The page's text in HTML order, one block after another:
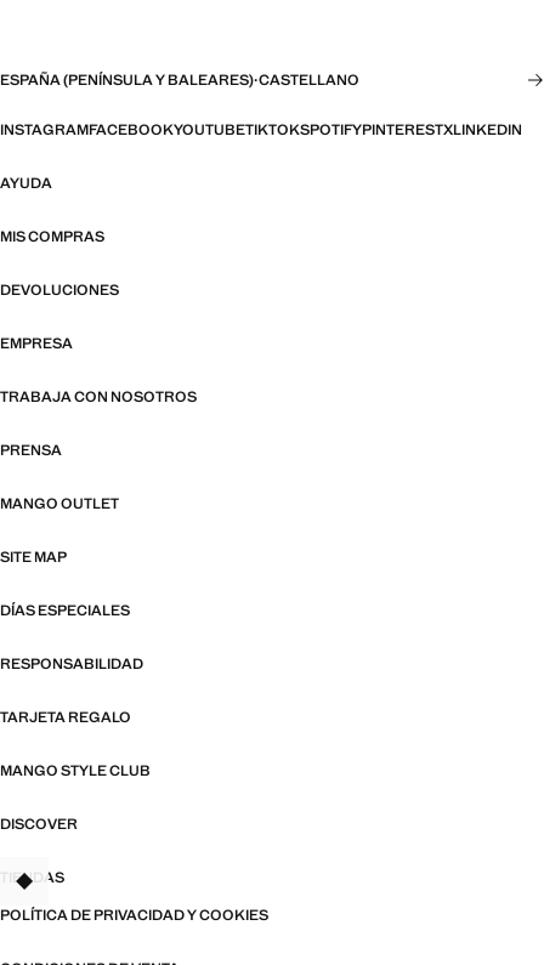
ESPAÑA (PENÍNSULA Y BALEARES)·CASTELLANO
INSTAGRAMFACEBOOKYOUTUBETIKTOKSPOTIFYPINTERESTXLINKEDIN
AYUDA
MIS COMPRAS
DEVOLUCIONES
EMPRESA
TRABAJA CON NOSOTROS
PRENSA
MANGO OUTLET
SITE MAP
DÍAS ESPECIALES
RESPONSABILIDAD
TARJETA REGALO
MANGO STYLE CLUB
DISCOVER
TIENDAS
POLÍTICA DE PRIVACIDAD Y COOKIES